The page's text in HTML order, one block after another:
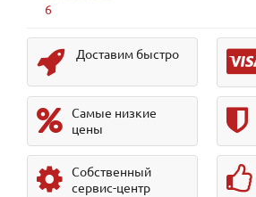
6
Доставим быстро
Самые низкие
цены
Собственный
сервис-центр